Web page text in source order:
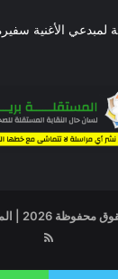
لمبدعي الأغنية
2026 | المستقلة بريس
RSS